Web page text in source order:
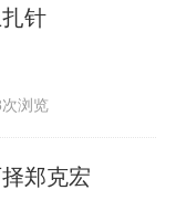
针
浏览
郑克宏